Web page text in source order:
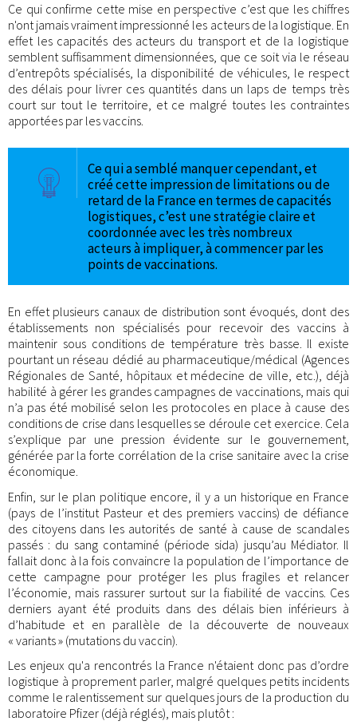
Ce qui confirme cette mise en perspective c’est que les chiffres
n'ont jamais vraiment impressionné les acteurs de la logistique. En
effet les capacités des acteurs du transport et de la logistique
semblent suffisamment dimensionnées, que ce soit via le réseau
d’entrepôts spécialisés, la disponibilité de véhicules, le respect
des délais pour livrer ces quantités dans un laps de temps très
court sur tout le territoire, et ce malgré toutes les contraintes
apportées par les vaccins.
Ce qui a semblé manquer cependant, et
créé cette impression de limitations ou de
retard de la France en termes de capacités
logistiques, c’est une stratégie claire et
coordonnée avec les très nombreux
acteurs à impliquer, à commencer par les
points de vaccinations.
En effet plusieurs canaux de distribution sont évoqués, dont des
établissements non spécialisés pour recevoir des vaccins à
maintenir sous conditions de température très basse. Il existe
pourtant un réseau dédié au pharmaceutique/médical (Agences
Régionales de Santé, hôpitaux et médecine de ville, etc.), déjà
habilité à gérer les grandes campagnes de vaccinations, mais qui
n’a pas été mobilisé selon les protocoles en place à cause des
conditions de crise dans lesquelles se déroule cet exercice. Cela
s’explique par une pression évidente sur le gouvernement,
générée par la forte corrélation de la crise sanitaire avec la crise
économique.
Enfin, sur le plan politique encore, il y a un historique en France
(pays de l’institut Pasteur et des premiers vaccins) de défiance
des citoyens dans les autorités de santé à cause de scandales
passés : du sang contaminé (période sida) jusqu’au Médiator. Il
fallait donc à la fois convaincre la population de l’importance de
cette campagne pour protéger les plus fragiles et relancer
l’économie, mais rassurer surtout sur la fiabilité de vaccins. Ces
derniers ayant été produits dans des délais bien inférieurs à
d’habitude et en parallèle de la découverte de nouveaux
« variants » (mutations du vaccin).
Les enjeux qu'a rencontrés la France n'étaient donc pas d’ordre
logistique à proprement parler, malgré quelques petits incidents
comme le ralentissement sur quelques jours de la production du
laboratoire Pfizer (déjà réglés), mais plutôt :